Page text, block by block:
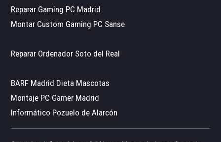
Reparar Gaming PC Madrid
Montar Custom Gaming PC Sanse
Reparar Ordenador Soto del Real
BARF Madrid Dieta Mascotas
Montaje PC Gamer Madrid
Informático Pozuelo de Alarcón